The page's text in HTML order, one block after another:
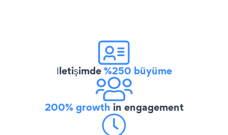
İletişimde%250 büyüme
200% growth in engagement